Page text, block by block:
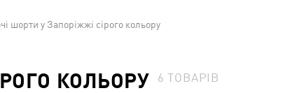
шорти у Запоріжжі сірого кольору
КОЛЬОРУ 6ТОВАРІВ